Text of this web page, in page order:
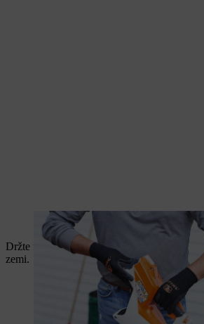
Před zahájením práce vložte akumulátor.
Držte fukar směrem k zemi a odfoukávejte
zemi.